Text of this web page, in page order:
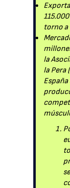
torno a
la
la Pera